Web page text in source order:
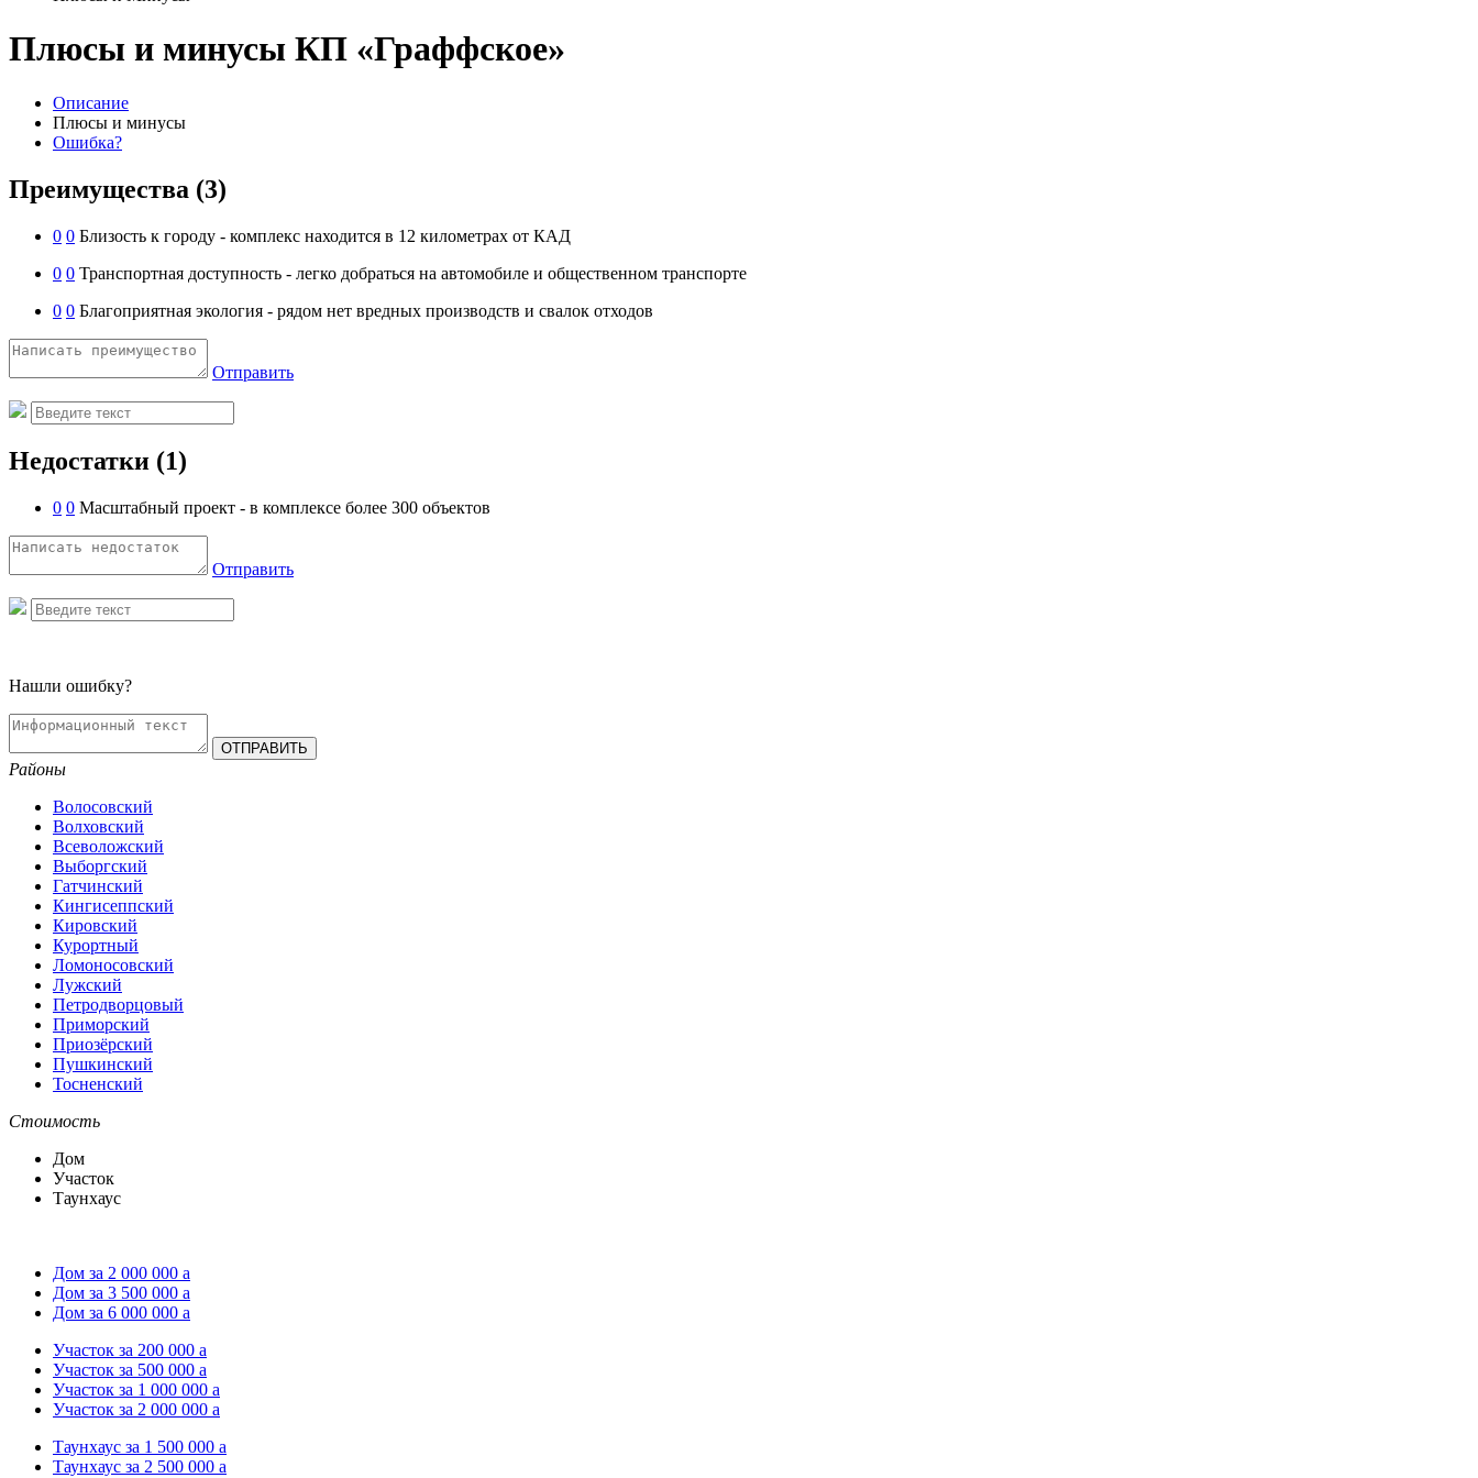
Плюсы и минусы КП «Граффское»
Описание
Плюсы и минусы
Ошибка?
Преимущества (3)
0 0 Близость к городу - комплекс находится в 12 километрах от КАД
0 0 Транспортная доступность - легко добраться на автомобиле и общественном транспорте
0 0 Благоприятная экология - рядом нет вредных производств и свалок отходов
Отправить
Недостатки (1)
0 0 Масштабный проект - в комплексе более 300 объектов
Отправить
Нашли ошибку?
Районы
Волосовский
Волховский
Всеволожский
Выборгский
Гатчинский
Кингисеппский
Кировский
Курортный
Ломоносовский
Лужский
Петродворцовый
Приморский
Приозёрский
Пушкинский
Тосненский
Стоимость
Дом
Участок
Таунхаус
Дом за 2 000 000 a
Дом за 3 500 000 a
Дом за 6 000 000 a
Участок за 200 000 a
Участок за 500 000 a
Участок за 1 000 000 a
Участок за 2 000 000 a
Таунхаус за 1 500 000 a
Таунхаус за 2 500 000 a